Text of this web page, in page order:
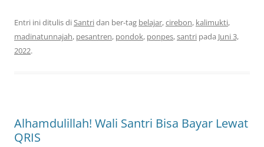
Entri ini ditulis diSantridan ber-tag belajar,cirebon, kalimukti,
madinatunnajah, pesantren, pondok, ponpes,santri pada Juni 3,
2022.
Alhamdulillah! Wali Santri Bisa Bayar Lewat
QRIS